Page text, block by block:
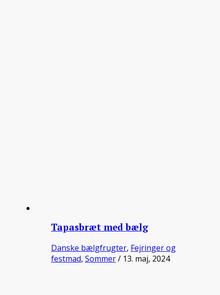
Tapasbræt med bælg
Danske bælgfrugter, Fejringer og
festmad, Sommer/ 13. maj, 2024